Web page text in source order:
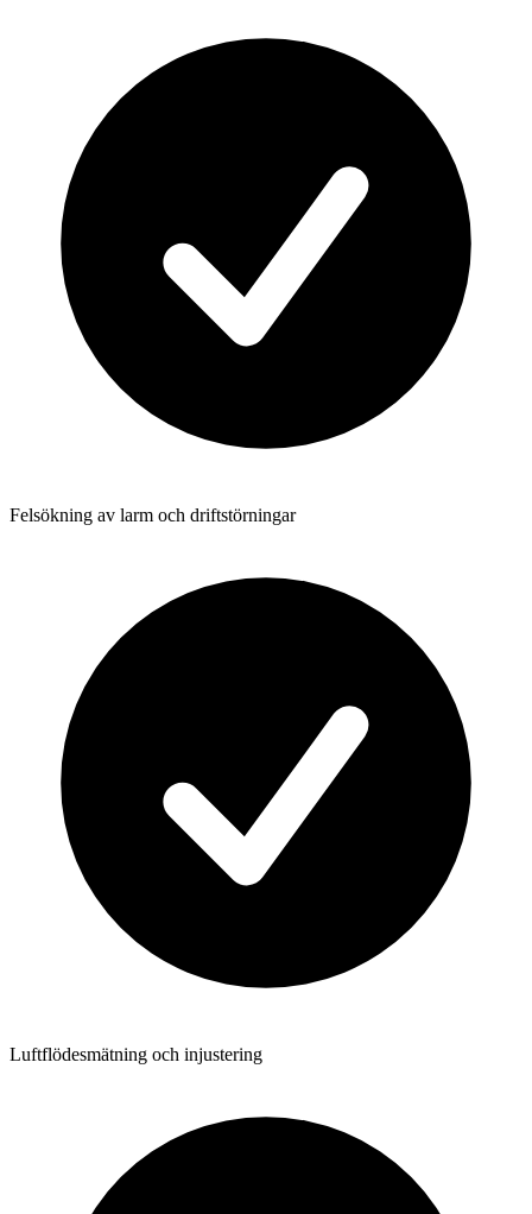
Felsökning av larm och driftstörningar
Luftflödesmätning och injustering